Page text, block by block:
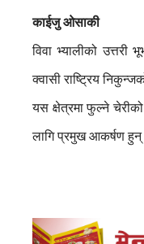
काईजु ओसाकी
विवा भ्यालीको उत्तरी
क्वासी राष्ट्रिय
यस क्षेत्रमा फुल्ने
लागि प्रमुख आकर्षण हुन्